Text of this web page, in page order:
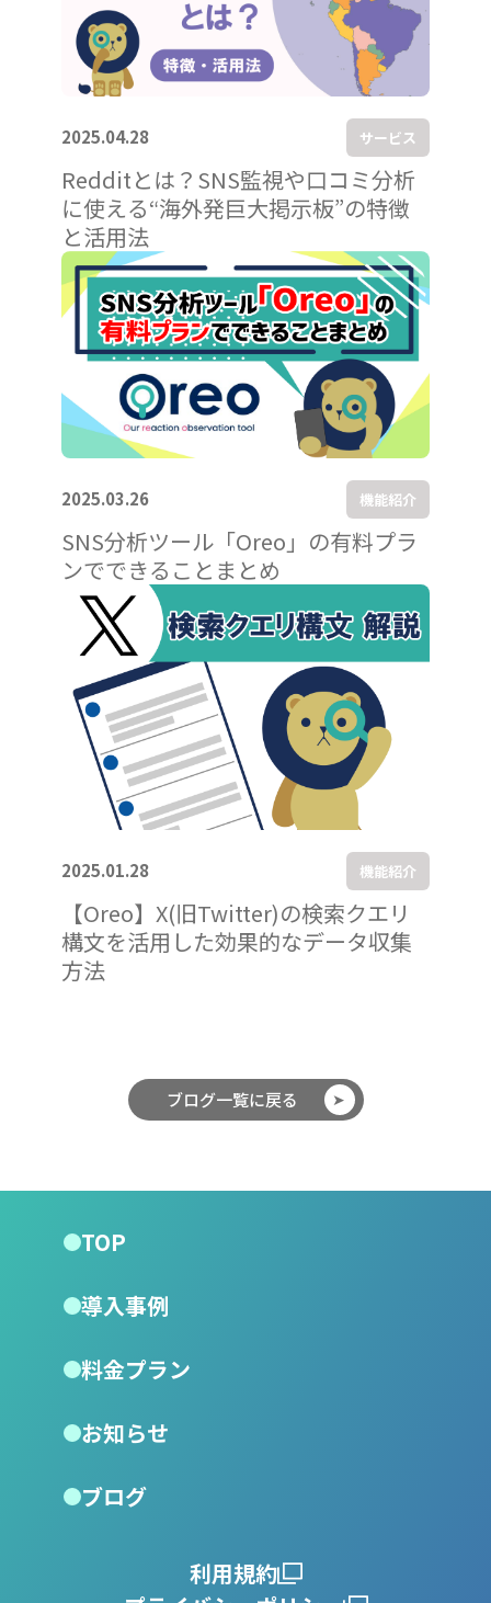
2025.04.28 サービス
Redditとは？SNS監視や口コミ分析
に使える“海外発巨大掲示板”の特徴
と活用法
2025.03.26 機能紹介
SNS分析ツール「Oreo」の有料プラ
ンでできることまとめ
2025.01.28 機能紹介
【Oreo】X(旧Twitter)の検索クエリ
構文を活用した効果的なデータ収集
方法
ブログ一覧に戻る
TOP
導入事例
料金プラン
お知らせ
ブログ
利用規約